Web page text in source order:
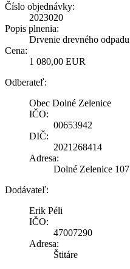
Číslo objednávky:
2023020
Popis plnenia:
Drvenie drevného odpadu
Cena:
1 080,00 EUR
Odberateľ:
Obec Dolné Zelenice
IČO:
00653942
DIČ:
2021268414
Adresa:
Dolné Zelenice 107
Dodávateľ:
Erik Péli
IČO:
47007290
Adresa:
Štitáre